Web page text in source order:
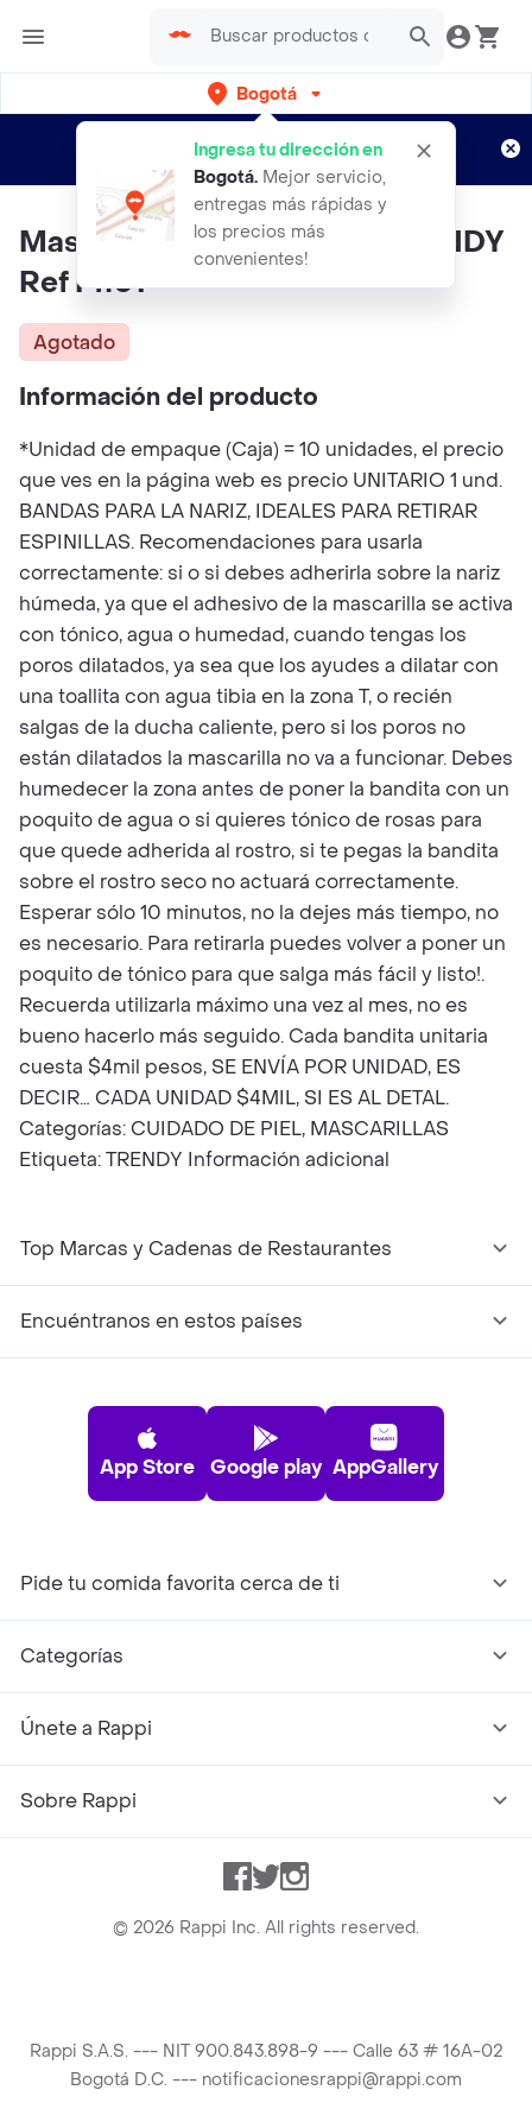
Bogotá
Ingresa tu dirección en
Bogotá. Mejor servicio,
entregas más rápidas y
los precios más
convenientes!
envíos gratis por semanas
Aplican TyC
Mascarilla Puntos Negros TRENDY
Ref Pn01
Agotado
Información del producto
*Unidad de empaque (Caja) = 10 unidades, el precio
que ves en la página web es precio UNITARIO 1 und.
BANDAS PARA LA NARIZ, IDEALES PARA RETIRAR
ESPINILLAS. Recomendaciones para usarla
correctamente: si o si debes adherirla sobre la nariz
húmeda, ya que el adhesivo de la mascarilla se activa
con tónico, agua o humedad, cuando tengas los
poros dilatados, ya sea que los ayudes a dilatar con
una toallita con agua tibia en la zona T, o recién
salgas de la ducha caliente, pero si los poros no
están dilatados la mascarilla no va a funcionar. Debes
humedecer la zona antes de poner la bandita con un
poquito de agua o si quieres tónico de rosas para
que quede adherida al rostro, si te pegas la bandita
sobre el rostro seco no actuará correctamente.
Esperar sólo 10 minutos, no la dejes más tiempo, no
es necesario. Para retirarla puedes volver a poner un
poquito de tónico para que salga más fácil y listo!.
Recuerda utilizarla máximo una vez al mes, no es
bueno hacerlo más seguido. Cada bandita unitaria
cuesta $4mil pesos, SE ENVÍA POR UNIDAD, ES
DECIR… CADA UNIDAD $4MIL, SI ES AL DETAL.
Categorías: CUIDADO DE PIEL, MASCARILLAS
Etiqueta: TRENDY Información adicional
Top Marcas y Cadenas de Restaurantes
Encuéntranos en estos países
App Store Google play AppGallery
Pide tu comida favorita cerca de ti
Categorías
Únete a Rappi
Sobre Rappi
Facebook
TwitterInstagram
© 2026 Rappi Inc. All rights reserved.
Rappi S.A.S. --- NIT 900.843.898-9 --- Calle 63 # 16A-02
Bogotá D.C. --- notificacionesrappi@rappi.com